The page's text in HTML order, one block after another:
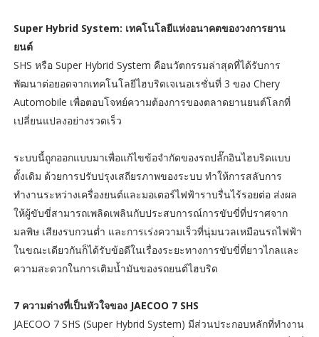
Super Hybrid System: เทคโนโลยีแห่งอนาคตของวงการยาน
ยนต์
SHS หรือ Super Hybrid System คือนวัตกรรมล่าสุดที่ได้รับการ
พัฒนาต่อยอดจากเทคโนโลยีไฮบริดเจเนอเรชั่นที่ 3 ของ Chery
Automobile เพื่อตอบโจทย์ความต้องการของตลาดยานยนต์โลกที่
เปลี่ยนแปลงอย่างรวดเร็ว
ระบบนี้ถูกออกแบบมาเพื่อแก้ไขข้อจำกัดของรถปลั๊กอินไฮบริดแบบ
ดั้งเดิม ด้วยการปรับปรุงเสถียรภาพของระบบ ทำให้การสลับการ
ทำงานระหว่างเครื่องยนต์และมอเตอร์ไฟฟ้าราบรื่นไร้รอยต่อ ส่งผล
ให้ผู้ขับขี่สามารถเพลิดเพลินกับประสบการณ์การขับขี่ที่ปราศจาก
มลพิษ เสียงรบกวนต่ำ และการเร่งความเร็วที่นุ่มนวลเหมือนรถไฟฟ้า
ในขณะเดียวกันก็ได้รับข้อดีในเรื่องระยะทางการขับขี่ที่ยาวไกลและ
ความสะดวกในการเติมน้ำมันของรถยนต์ไฮบริด
7 ความต่างที่เป็นหัวใจของ JAECOO 7 SHS
JAECOO 7 SHS (Super Hybrid System) มีส่วนประกอบหลักที่ทำงาน